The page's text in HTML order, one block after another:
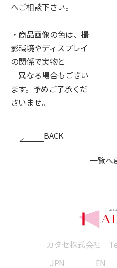
へご相談下さい。
・商品画像の色は、撮
影環境やディスプレイ
の関係で実物と
異なる場合もござい
ます。予めご了承くだ
さいませ。
BACK
一覧へ
カタセ株式会社
JPN
EN